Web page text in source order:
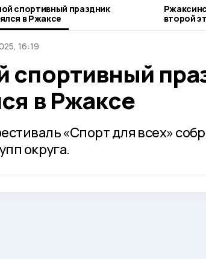
спортивный праздник
в Ржаксе
второй
победы
16:19
спортивный
в Ржаксе
«Спорт для всех»
округа.